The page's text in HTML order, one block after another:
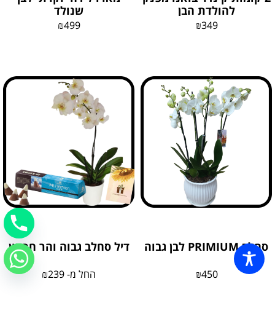
להולדת הבן
₪349
שנולד
₪499
סחלב PRIMIUM לבן גבוה
₪450
דיל סחלב גבוה והר חרמון
החל מ- ₪239